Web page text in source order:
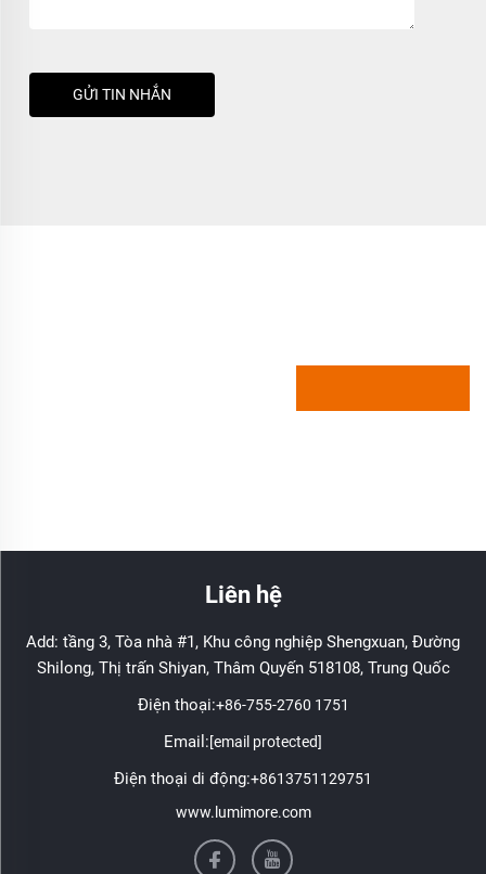
GỬI TIN NHẮN
Liên hệ
Add: tầng 3, Tòa nhà #1, Khu công nghiệp Shengxuan, Đường
Shilong, Thị trấn Shiyan, Thâm Quyến 518108, Trung Quốc
Điện thoại:+86-755-2760 1751
Email:[email protected]
Điện thoại di động:+8613751129751
www.lumimore.com